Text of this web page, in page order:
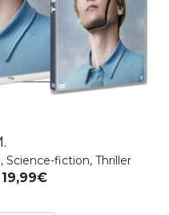
, Science-fiction, Thriller
19,99€